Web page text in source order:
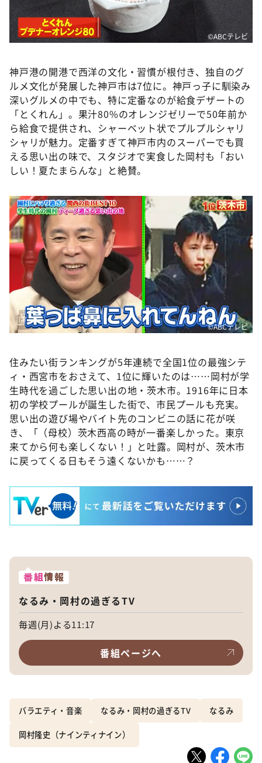
©️ABCテレビ
神戸港の開港で西洋の文化・習慣が根付き、独自のグ
ルメ文化が発展した神戸市は7位に。神戸っ子に馴染み
深いグルメの中でも、特に定番なのが給食デザートの
「とくれん」。果汁80%のオレンジゼリーで50年前か
ら給食で提供され、シャーベット状でプルプルシャリ
シャリが魅力。定番すぎて神戸市内のスーパーでも買
える思い出の味で、スタジオで実食した岡村も「おい
しい！夏たまらんな」と絶賛。
©️ABCテレビ
住みたい街ランキングが5年連続で全国1位の最強シテ
ィ・西宮市をおさえて、1位に輝いたのは……岡村が学
生時代を過ごした思い出の地・茨木市。1916年に日本
初の学校プールが誕生した街で、市民プールも充実。
思い出の遊び場やバイト先のコンビニの話に花が咲
き、「（母校）茨木西高の時が一番楽しかった。東京
来てから何も楽しくない！」と吐露。岡村が、茨木市
に戻ってくる日もそう遠くないかも……？
番組情報
なるみ・岡村の過ぎるTV
毎週(月)よる11:17
番組ページへ
バラエティ・音楽 なるみ・岡村の過ぎるTV なるみ
岡村隆史（ナインティナイン）